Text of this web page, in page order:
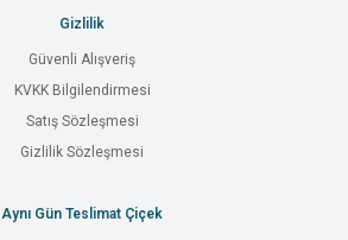
Gizlilik
Güvenli Alışveriş
KVKK Bilgilendirmesi
Satış Sözleşmesi
Gizlilik Sözleşmesi
Aynı Gün Teslimat Çiçek